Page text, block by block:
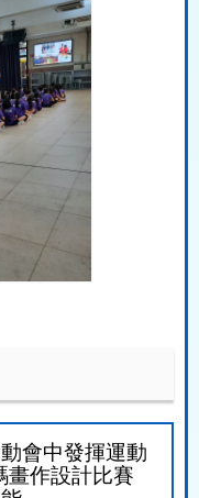
會中發揮運動
畫作設計比賽